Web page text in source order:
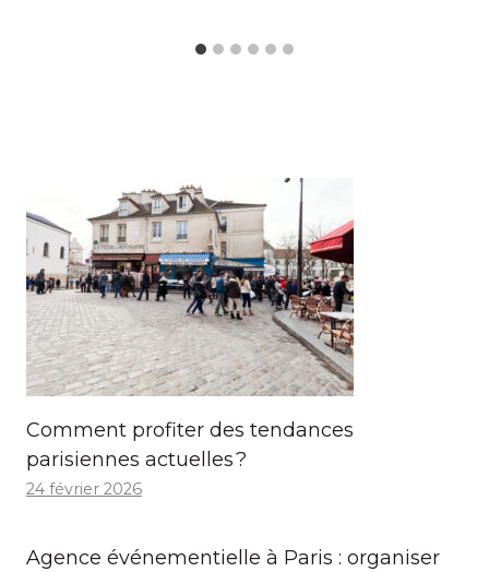
Comment profiter des tendances
parisiennes actuelles ?
24 février 2026
Agence événementielle à Paris : organiser